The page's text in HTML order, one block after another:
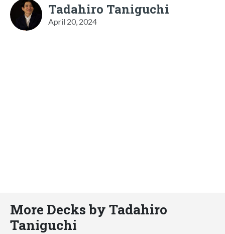
Tadahiro Taniguchi
April 20, 2024
More Decks by Tadahiro
Taniguchi